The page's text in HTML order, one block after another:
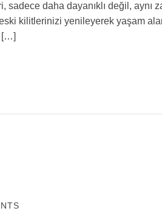
sadece daha dayanıklı değil, aynı
kilitlerinizi yenileyerek yaşam
[…]